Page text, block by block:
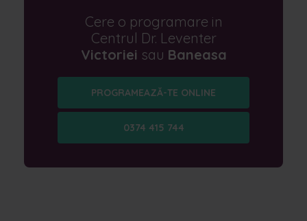
Cere o programare in
Centrul Dr. Leventer
Victoriei sau Baneasa
PROGRAMEAZĂ-TE ONLINE
0374 415 744